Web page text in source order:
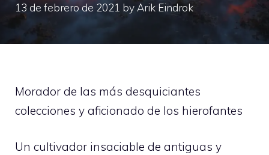
13 de febrero de 2021 by Arik Eindrok
Morador de las más desquiciantes
colecciones y aficionado de los hierofantes
Un cultivador insaciable de antiguas y